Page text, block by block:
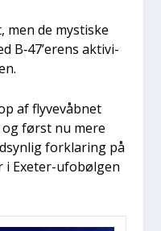
men de mysti­ske
B‑47’erens akti­vi­
af fly­ve­våb­net
først nu mere
for­kla­ring på
i Exe­ter-ufobøl­gen